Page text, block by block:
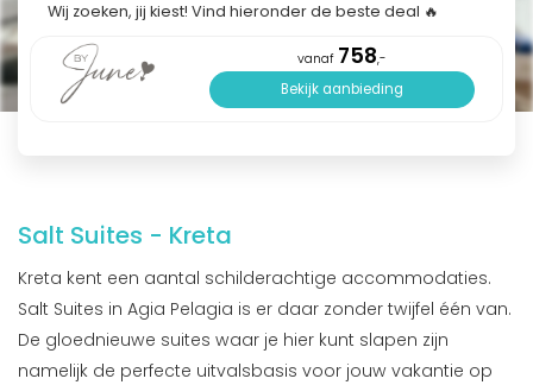
Wij zoeken, jij kiest! Vind hieronder de beste deal 🔥
vanaf 758,-
Bekijk aanbieding
Salt Suites - Kreta
Kreta kent een aantal schilderachtige accommodaties.
Salt Suites in Agia Pelagia is er daar zonder twijfel één van.
De gloednieuwe suites waar je hier kunt slapen zijn
namelijk de perfecte uitvalsbasis voor jouw vakantie op